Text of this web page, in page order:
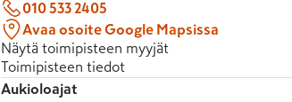
010 533 2405
Avaa osoite Google Mapsissa
Näytä toimipisteen myyjät
Toimipisteen tiedot
Aukioloajat